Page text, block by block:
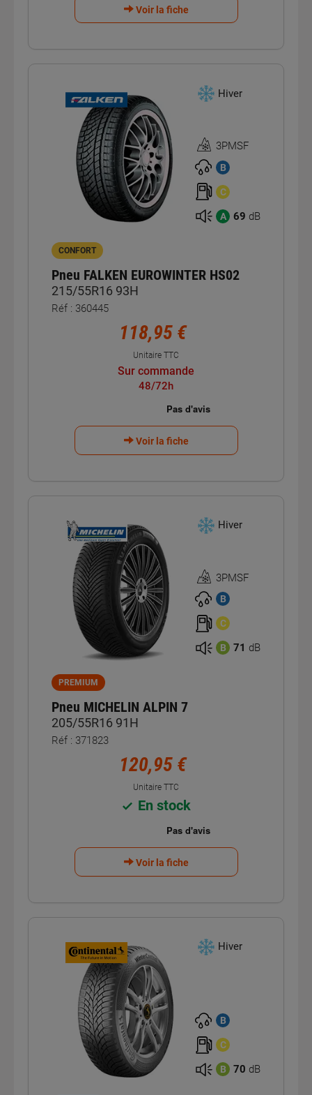
Voir la fiche
Hiver
Homologation
3PMSF
3PMSF
B
C
A 69 dB
CONFORT
Pneu FALKEN EUROWINTER HS02
215/55R16 93H
Réf : 360445
118,95 €
Unitaire TTC
Sur commande
48/72h
Voir la fiche
Hiver
Homologation
3PMSF
3PMSF
B
C
B 71 dB
PREMIUM
Pneu MICHELIN ALPIN 7
205/55R16 91H
Réf : 371823
120,95 €
Unitaire TTC
En stock
Voir la fiche
Hiver
B
C
B 70 dB